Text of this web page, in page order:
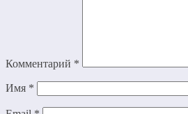
Комментарий *
Имя *